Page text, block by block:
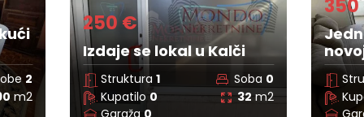
0
m2
350 €
Jednoiposoban stan u
novoj zgradi, eg, čair, Niš
Struktura1.5 Soba 0
Kupatilo 1 38 m2
Garaža 0
180